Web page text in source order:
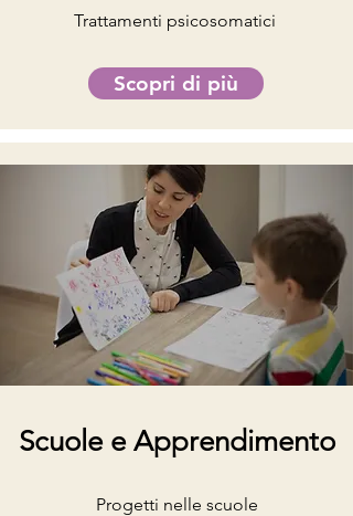
Trattamenti psicosomatici
Scopri di più
Scuole e Apprendimento
Progetti nelle scuole